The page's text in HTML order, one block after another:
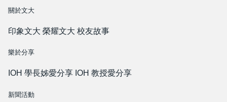
關於文大
印象文大 榮耀文大 校友故事
樂於分享
IOH 學長姊愛分享 IOH 教授愛分享
新聞活動